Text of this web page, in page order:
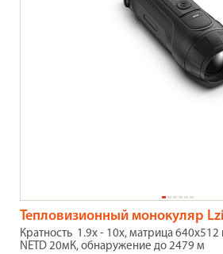
Тепловизионный монокуляр
Кратность 1.9x - 10x, матрица
NETD 20мК, обнаружение до 2479 м